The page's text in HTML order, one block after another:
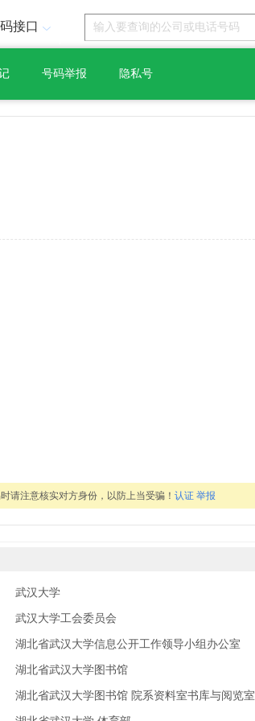
接口
号码举报 隐私号
请注意核实对方身份，以防上当受骗！ 认证 举报
武汉大学
武汉大学工会委员会
湖北省武汉大学信息公开工作领导小组办公室
湖北省武汉大学图书馆
湖北省武汉大学图书馆 院系资料室书库与阅览室